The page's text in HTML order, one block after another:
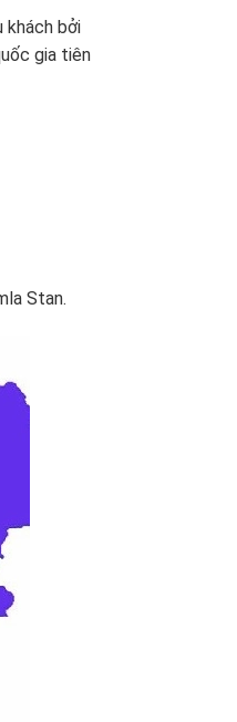
khách bởi
gia tiên
Stan.